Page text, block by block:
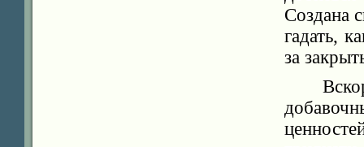
Создана
гадать,
за